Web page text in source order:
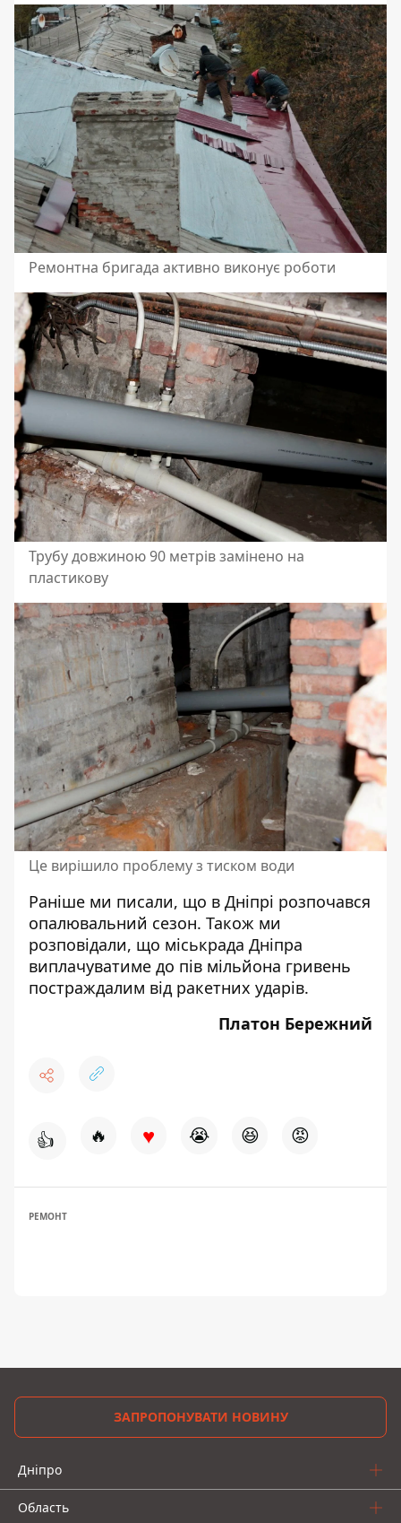
Ремонтна бригада активно виконує роботи
Трубу довжиною 90 метрів замінено на
пластикову
Це вирішило проблему з тиском води
Раніше ми писали, що в Дніпрі розпочався
опалювальний сезон. Також ми
розповідали, що міськрада Дніпра
виплачуватиме до пів мільйона гривень
постраждалим від ракетних ударів.
Платон Бережний
👍 🔥 ♥ 😭 😆 😡
РЕМОНТ
ЗАПРОПОНУВАТИ НОВИНУ
Дніпро
Область